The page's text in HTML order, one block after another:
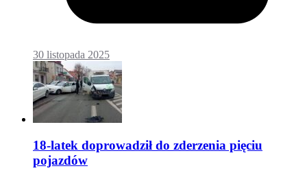
30 listopada 2025
18-latek doprowadził do zderzenia pięciu
pojazdów